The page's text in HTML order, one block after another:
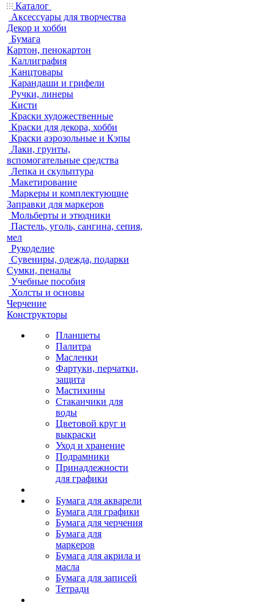
Каталог
Аксессуары для творчества
Декор и хобби
Бумага
Картон, пенокартон
Каллиграфия
Канцтовары
Карандаши и грифели
Ручки, линеры
Кисти
Краски художественные
Краски для декора, хобби
Краски аэрозольные и Кэпы
Лаки, грунты,
вспомогательные средства
Лепка и скульптура
Макетирование
Маркеры и комплектующие
Заправки для маркеров
Мольберты и этюдники
Пастель, уголь, сангина, сепия,
мел
Рукоделие
Сувениры, одежда, подарки
Сумки, пеналы
Учебные пособия
Холсты и основы
Черчение
Конструкторы
Планшеты
Палитра
Масленки
Фартуки, перчатки,
защита
Мастихины
Стаканчики для
воды
Цветовой круг и
выкраски
Уход и хранение
Подрамники
Принадлежности
для графики
Бумага для акварели
Бумага для графики
Бумага для черчения
Бумага для
маркеров
Бумага для акрила и
масла
Бумага для записей
Тетради